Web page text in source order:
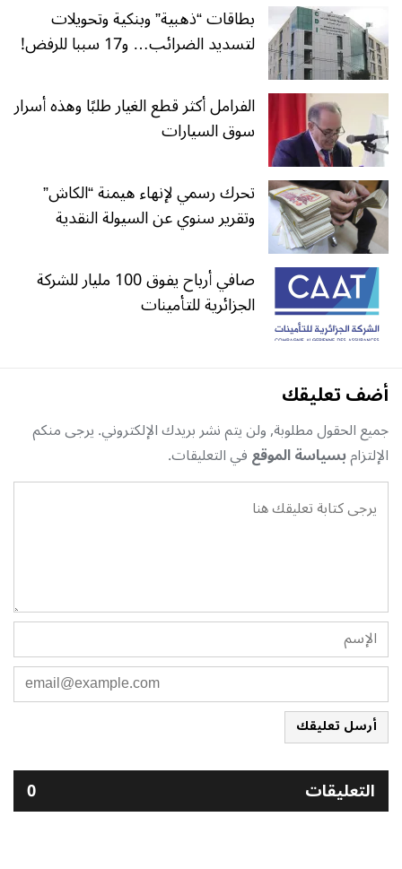
بطاقات “ذهبية” وبنكية وتحويلات
لتسديد الضرائب… و17 سببا للرفض!
الفرامل أكثر قطع الغيار طلبًا وهذه أسرار
سوق السيارات
تحرك رسمي لإنهاء هيمنة “الكاش”
وتقرير سنوي عن السيولة النقدية
صافي أرباح يفوق 100 مليار للشركة
الجزائرية للتأمينات
أضف تعليقك
جميع الحقول مطلوبة, ولن يتم نشر بريدك الإلكتروني. يرجى منكم
الإلتزامبسياسة الموقعفي التعليقات.
أرسل تعليقك
التعليقات 0